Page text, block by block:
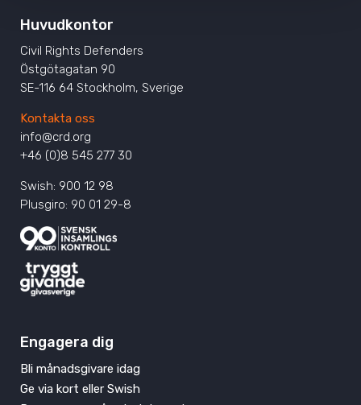
Huvudkontor
Civil Rights Defenders
Östgötagatan 90
SE-116 64 Stockholm, Sverige
Kontakta oss
info@crd.org
+46 (0)8 545 277 30
Swish: 900 12 98
Plusgiro: 90 01 29-8
Engagera dig
Bli månadsgivare idag
Ge via kort eller Swish